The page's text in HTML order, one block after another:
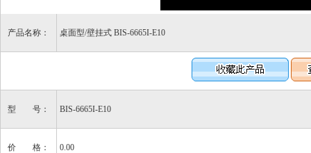
产品名称： 桌面型/壁挂式 BIS-6665I-E10
型 号： BIS-6665I-E10
价 格： 0.00